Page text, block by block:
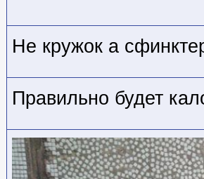
Не кружок а
Правильно будет